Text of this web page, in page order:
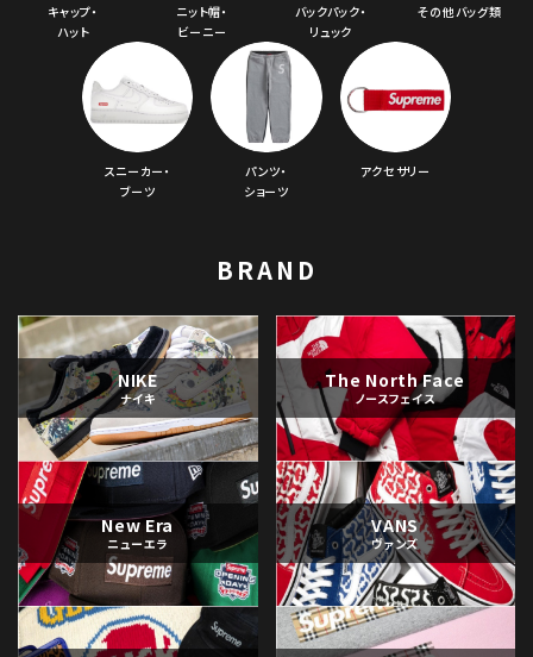
キャップ・
ハット
ニット帽・
ビーニー
バックパック・
リュック
その他バッグ類
スニーカー・
ブーツ
パンツ・
ショーツ
アクセサリー
BRAND
NIKE
ナイキ
The North Face
ノースフェイス
New Era
ニューエラ
VANS
ヴァンズ